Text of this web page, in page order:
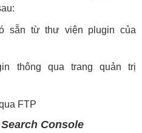
sẵn từ thư viện plugin của
thông qua trang quản trị
FTP
Console